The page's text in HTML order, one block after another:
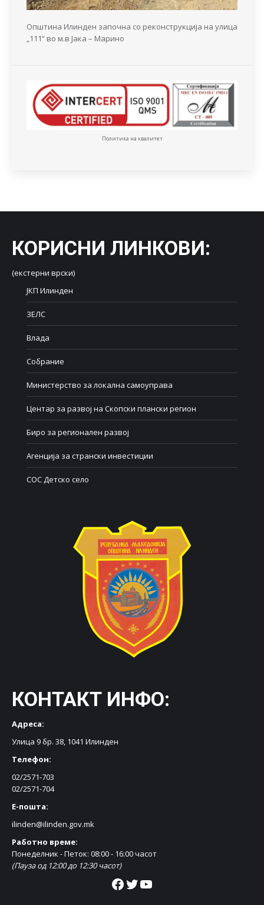
Општина Илинден започна со реконструкција на улица
„111“ во м.в Јака – Марино
Политика на квалитет
КОРИСНИ ЛИНКОВИ:
(екстерни врски)
ЈКП Илинден
ЗЕЛС
Влада
Собрание
Министерство за локална самоуправа
Центар за развој на Скопски плански регион
Биро за регионален развој
Агенција за странски инвестиции
СОС Детско село
КОНТАКТ ИНФО:
Адреса:
Улица 9 бр. 38, 1041 Илинден
Телефон:
02/2571-703
02/2571-704
Е-пошта:
ilinden@ilinden.gov.mk
Работно време:
Понеделник - Петок: 08:00 - 16:00 часот
(Пауза од 12:00 до 12:30 часот)
Facebook Twitter YouTube